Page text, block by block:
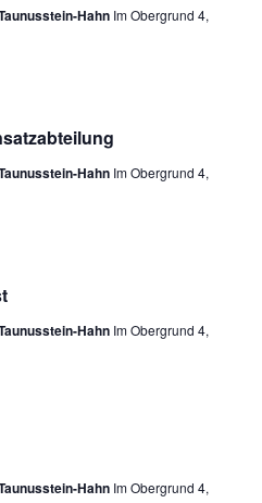
Hahn Im Obergrund 4,
Hahn Im Obergrund 4,
Hahn Im Obergrund 4,
Hahn Im Obergrund 4,